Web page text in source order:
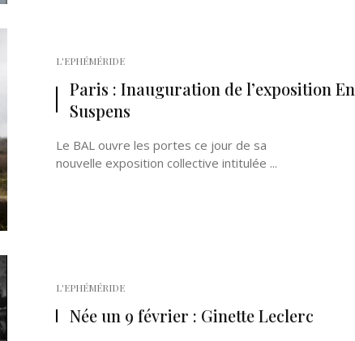
L'EPHÉMÉRIDE
Paris : Inauguration de l’exposition En
Suspens
Le BAL ouvre les portes ce jour de sa
nouvelle exposition collective intitulée ...
L'EPHÉMÉRIDE
Née un 9 février : Ginette Leclerc